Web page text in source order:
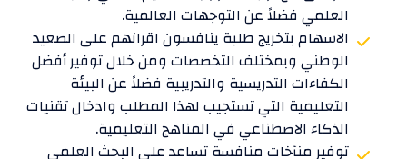
العلمي فضلاً عن التوجهات العالمية.
الاسهام بتخريج طلبة ينافسون اقرانهم على الصعيد
الوطني وبمختلف التخصصات ومن خلال توفير أفضل
الكفاءات التدريسية والتدريبية فضلاً عن البيئة
التعليمية التي تستجيب لهذا المطلب وادخال تقنيات
الذكاء الاصطناعي في المناهج التعليمية.
توفير منآخات منافسة تساعد على البحث العلمي